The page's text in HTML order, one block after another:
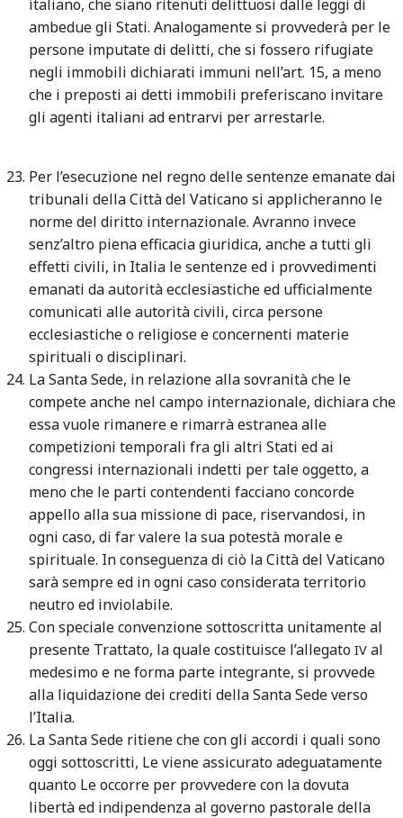
italiano, che siano ritenuti delittuosi dalle leggi di
ambedue gli Stati. Analogamente si provvederà per le
persone imputate di delitti, che si fossero rifugiate
negli immobili dichiarati immuni nell’art. 15, a meno
che i preposti ai detti immobili preferiscano invitare
gli agenti italiani ad entrarvi per arrestarle.
Per l’esecuzione nel regno delle sentenze emanate dai
tribunali della Città del Vaticano si applicheranno le
norme del diritto internazionale. Avranno invece
senz’altro piena efficacia giuridica, anche a tutti gli
effetti civili, in Italia le sentenze ed i provvedimenti
emanati da autorità ecclesiastiche ed ufficialmente
comunicati alle autorità civili, circa persone
ecclesiastiche o religiose e concernenti materie
spirituali o disciplinari.
La Santa Sede, in relazione alla sovranità che le
compete anche nel campo internazionale, dichiara che
essa vuole rimanere e rimarrà estranea alle
competizioni temporali fra gli altri Stati ed ai
congressi internazionali indetti per tale oggetto, a
meno che le parti contendenti facciano concorde
appello alla sua missione di pace, riservandosi, in
ogni caso, di far valere la sua potestà morale e
spirituale. In conseguenza di ciò la Città del Vaticano
sarà sempre ed in ogni caso considerata territorio
neutro ed inviolabile.
Con speciale convenzione sottoscritta unitamente al
presente Trattato, la quale costituisce l’allegato IV al
medesimo e ne forma parte integrante, si provvede
alla liquidazione dei crediti della Santa Sede verso
l’Italia.
La Santa Sede ritiene che con gli accordi i quali sono
oggi sottoscritti, Le viene assicurato adeguatamente
quanto Le occorre per provvedere con la dovuta
libertà ed indipendenza al governo pastorale della